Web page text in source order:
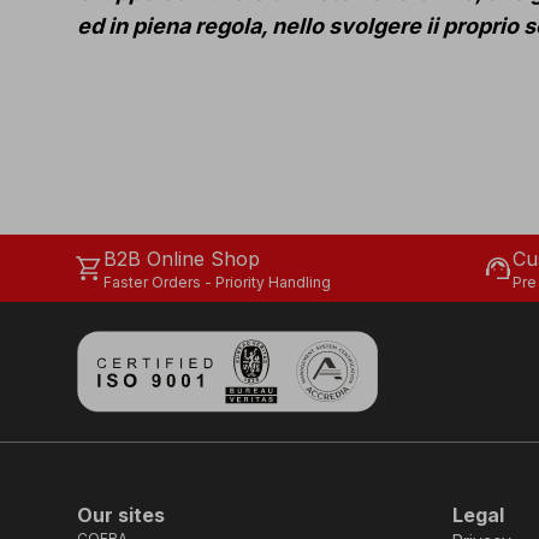
ed in piena regola, nello svolgere ii proprio
shopping_cartB2B Online Shop
Faster Orders - Priority Handling support_agent
Our sites Legal